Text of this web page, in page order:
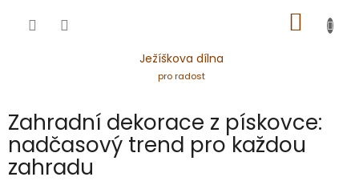
Ježíškova dílna
pro radost
KOŠÍK
Zahradní dekorace z pískovce:
nadčasový trend pro každou
zahradu